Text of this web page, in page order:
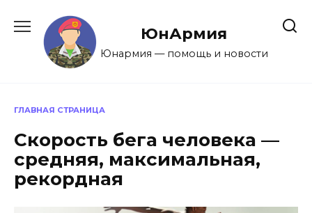
содержанию
ЮнАрмия
Юнармия — помощь и новости
ГЛАВНАЯ СТРАНИЦА
Скорость бега человека —
средняя, максимальная,
рекордная